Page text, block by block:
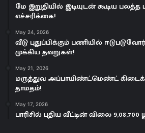
மே இறுதியில் இடியுடன் கூடிய
எச்சரிக்கை!
May 24, 2026
வீடு புதுப்பிக்கும் பணியில்
முக்கிய தவறுகள்!
May 21, 2026
மருத்துவ அப்பாயிண்ட்மெண்ட்
தாமதம்!
May 17, 2026
பாரிசில் புதிய வீட்டின் விலை 9,08,700